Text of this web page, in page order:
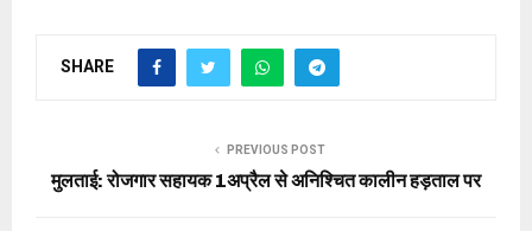
SHARE
PREVIOUS POST
मुलताई: रोजगार सहायक 1अप्रैल से अनिश्चित कालीन हड़ताल पर